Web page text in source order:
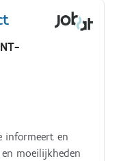
informeert en
moeilijkheden